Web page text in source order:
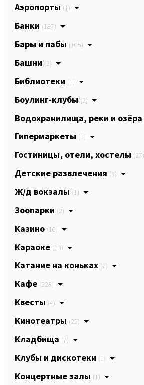
Аэропорты (1)
Банки (187)
Бары и пабы (105)
Башни (2)
Библиотеки (1)
Боулинг-клубы (2)
Водохранилища, реки и озёра
Гипермаркеты (1)
Гостиницы, отели, хостелы (27)
Детские развлечения (3)
Ж/д вокзалы (1)
Зоопарки (2)
Казино (16)
Караоке (13)
Катание на коньках (7)
Кафе (228)
Квесты (4)
Кинотеатры (25)
Кладбища (7)
Клубы и дискотеки (1)
Концертные залы (1)